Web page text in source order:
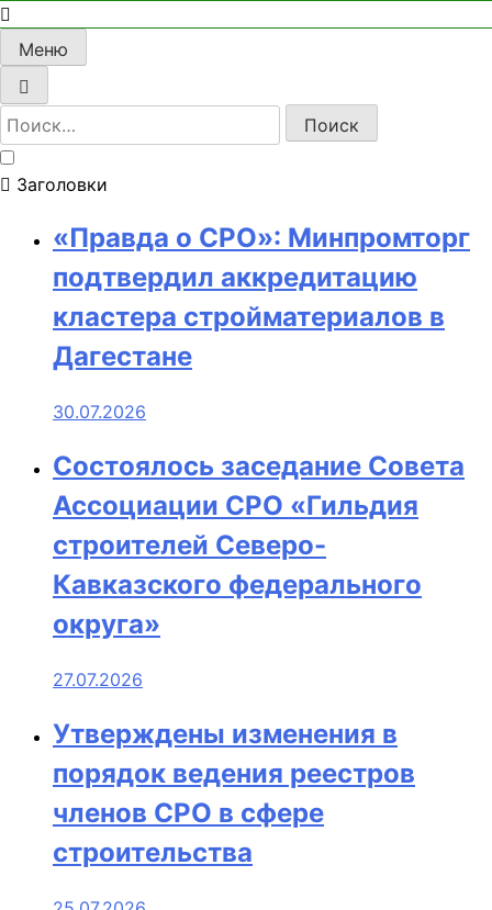
Меню
Найти:
Заголовки
«Правда о СРО»: Минпромторг
подтвердил аккредитацию
кластера стройматериалов в
Дагестане
30.07.2026
Состоялось заседание Совета
Ассоциации СРО «Гильдия
строителей Северо-
Кавказского федерального
округа»
27.07.2026
Утверждены изменения в
порядок ведения реестров
членов СРО в сфере
строительства